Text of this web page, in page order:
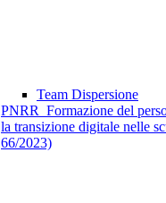
Team Dispersione
PNRR_Formazione del
la transizione digitale nelle
66/2023)